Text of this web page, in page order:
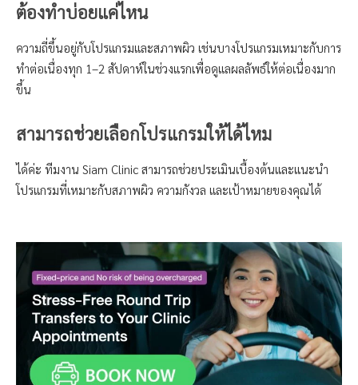
ต้องทำบ่อยแค่ไหน
ความถี่ขึ้นอยู่กับโปรแกรมและสภาพผิว เช่นบางโปรแกรมเหมาะกับการ
ทำต่อเนื่องทุก 1–2 สัปดาห์ในช่วงแรกเพื่อดูแลผลลัพธ์ให้ต่อเนื่องมาก
ขึ้น
สามารถช่วยเลือกโปรแกรมให้ได้ไหม
ได้ค่ะ ทีมงาน Siam Clinic สามารถช่วยประเมินเบื้องต้นและแนะนำ
โปรแกรมที่เหมาะกับสภาพผิว ความกังวล และเป้าหมายของคุณได้